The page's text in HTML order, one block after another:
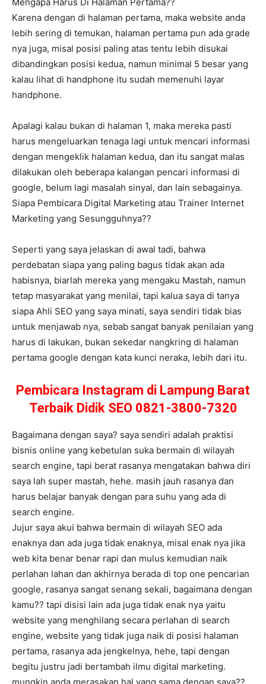
Mengapa Harus Di Halaman Pertama??
Karena dengan di halaman pertama, maka website anda
lebih sering di temukan, halaman pertama pun ada grade
nya juga, misal posisi paling atas tentu lebih disukai
dibandingkan posisi kedua, namun minimal 5 besar yang
kalau lihat di handphone itu sudah memenuhi layar
handphone.
Apalagi kalau bukan di halaman 1, maka mereka pasti
harus mengeluarkan tenaga lagi untuk mencari informasi
dengan mengeklik halaman kedua, dan itu sangat malas
dilakukan oleh beberapa kalangan pencari informasi di
google, belum lagi masalah sinyal, dan lain sebagainya.
Siapa Pembicara Digital Marketing atau Trainer Internet
Marketing yang Sesungguhnya??
Seperti yang saya jelaskan di awal tadi, bahwa
perdebatan siapa yang paling bagus tidak akan ada
habisnya, biarlah mereka yang mengaku Mastah, namun
tetap masyarakat yang menilai, tapi kalua saya di tanya
siapa Ahli SEO yang saya minati, saya sendiri tidak bias
untuk menjawab nya, sebab sangat banyak penilaian yang
harus di lakukan, bukan sekedar nangkring di halaman
pertama google dengan kata kunci neraka, lebih dari itu.
Pembicara Instagram di Lampung Barat
Terbaik Didik SEO 0821-3800-7320
Bagaimana dengan saya? saya sendiri adalah praktisi
bisnis online yang kebetulan suka bermain di wilayah
search engine, tapi berat rasanya mengatakan bahwa diri
saya lah super mastah, hehe. masih jauh rasanya dan
harus belajar banyak dengan para suhu yang ada di
search engine.
Jujur saya akui bahwa bermain di wilayah SEO ada
enaknya dan ada juga tidak enaknya, misal enak nya jika
web kita benar benar rapi dan mulus kemudian naik
perlahan lahan dan akhirnya berada di top one pencarian
google, rasanya sangat senang sekali, bagaimana dengan
kamu?? tapi disisi lain ada juga tidak enak nya yaitu
website yang menghilang secara perlahan di search
engine, website yang tidak juga naik di posisi halaman
pertama, rasanya ada jengkelnya, hehe, tapi dengan
begitu justru jadi bertambah ilmu digital marketing.